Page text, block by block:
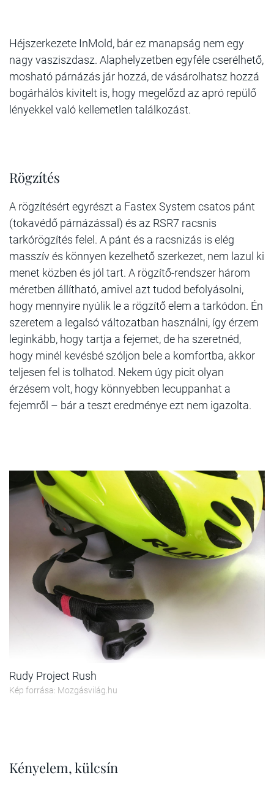
Héjszerkezete InMold, bár ez manapság nem egy
nagy vasziszdasz. Alaphelyzetben egyféle cserélhető,
mosható párnázás jár hozzá, de vásárolhatsz hozzá
bogárhálós kivitelt is, hogy megelőzd az apró repülő
lényekkel való kellemetlen találkozást.
Rögzítés
A rögzítésért egyrészt a Fastex System csatos pánt
(tokavédő párnázással) és az RSR7 racsnis
tarkórögzítés felel. A pánt és a racsnizás is elég
masszív és könnyen kezelhető szerkezet, nem lazul ki
menet közben és jól tart. A rögzítő-rendszer három
méretben állítható, amivel azt tudod befolyásolni,
hogy mennyire nyúlik le a rögzítő elem a tarkódon. Én
szeretem a legalsó változatban használni, így érzem
leginkább, hogy tartja a fejemet, de ha szeretnéd,
hogy minél kevésbé szóljon bele a komfortba, akkor
teljesen fel is tolhatod. Nekem úgy picit olyan
érzésem volt, hogy könnyebben lecuppanhat a
fejemről – bár a teszt eredménye ezt nem igazolta.
Rudy Project Rush
Kép forrása: Mozgásvilág.hu
Kényelem, külcsín